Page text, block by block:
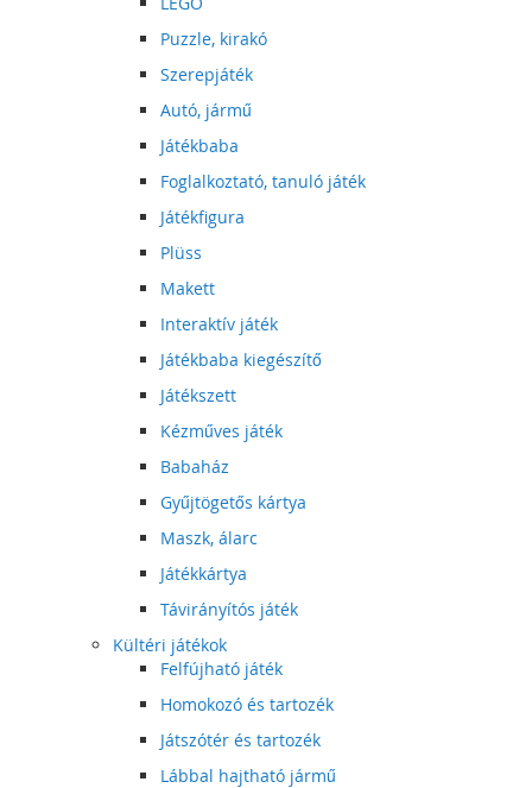
Puzzle, kirakó
Szerepjáték
Autó, jármű
Játékbaba
Foglalkoztató, tanuló játék
Játékfigura
Plüss
Makett
Interaktív játék
Játékbaba kiegészítő
Játékszett
Kézműves játék
Babaház
Gyűjtögetős kártya
Maszk, álarc
Játékkártya
Távirányítós játék
Kültéri játékok
Felfújható játék
Homokozó és tartozék
Játszótér és tartozék
Lábbal hajtható jármű